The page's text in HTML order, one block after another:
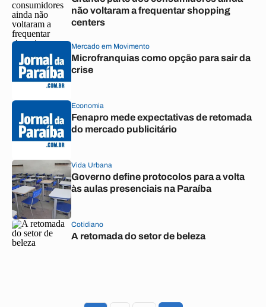
não voltaram a frequentar shopping
centers
Mercado em Movimento
Microfranquias como opção para sair da
crise
Economia
Fenapro mede expectativas de retomada
do mercado publicitário
Vida Urbana
Governo define protocolos para a volta
às aulas presenciais na Paraíba
Cotidiano
A retomada do setor de beleza